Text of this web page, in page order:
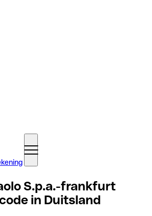
S.p.a.-frankfurt
in Duitsland